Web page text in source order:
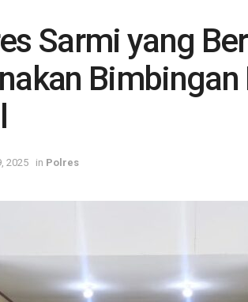
Sarmi yang
Bimbingan
2025 in Polres